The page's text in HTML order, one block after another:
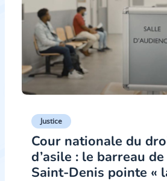
Justice
Cour nationale du
d’asile : le barreau
Saint-Denis pointe «